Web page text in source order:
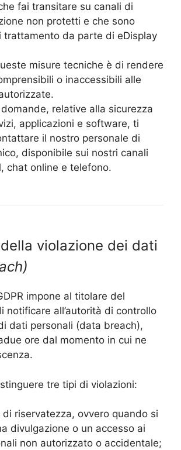
fai transitare su canali di
non protetti e che sono
trattamento da parte di eDisplay
misure tecniche è di rendere
o inaccessibili alle
relative alla sicurezza
applicazioni e software, ti
il nostro personale di
disponibile sui nostri canali
chat online e telefono.
violazione dei dati
impone al titolare del
notificare all’autorità di controllo
dati personali (data breach),
ore dal momento in cui ne
tre tipi di violazioni:
di riservatezza, ovvero quando si
divulgazione o un accesso ai
non autorizzato o accidentale;